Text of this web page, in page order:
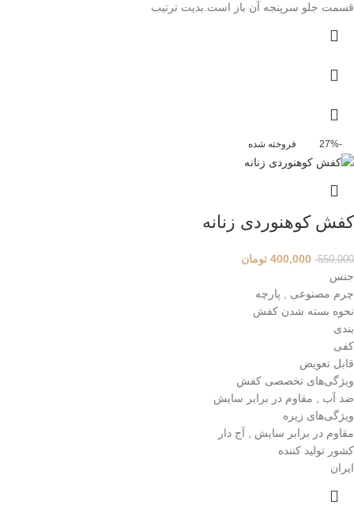
قسمت جلو سرپنجه آن باز است.بدیت ترتیب
-27% فروخته شده
کفش کوهنوردی زنانه
550,000
400,000 تومان
جنس
چرم مصنوعی , پارچه
نحوه بسته شدن کفش
بندی
کفی
قابل تعویض
ویژگی‌های تخصصی کفش
ضد آب , مقاوم در برابر سایش
ویژگی‌های زیره
مقاوم در برابر سایش , آج دار
کشور تولید کننده
ایران